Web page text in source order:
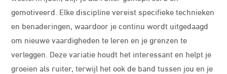
gemotiveerd. Elke discipline vereist specifieke technieken
en benaderingen, waardoor je continu wordt uitgedaagd
om nieuwe vaardigheden te leren en je grenzen te
verleggen. Deze variatie houdt het interessant en helpt je
groeien als ruiter, terwijl het ook de band tussen jou en je